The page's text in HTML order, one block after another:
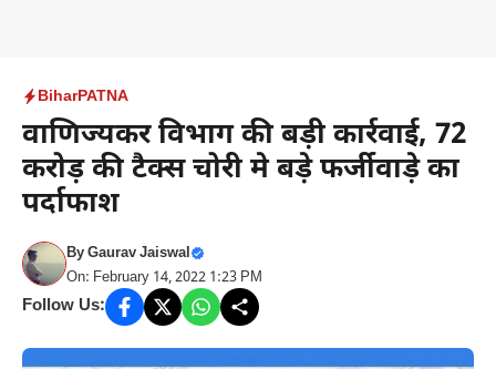
BiharPATNA
वाणिज्यकर विभाग की बड़ी कार्रवाई, 72
करोड़ की टैक्स चोरी मे बड़े फर्जीवाड़े का
पर्दाफाश
ByGaurav Jaiswal
On: February 14, 2022 1:23 PM
Follow Us: